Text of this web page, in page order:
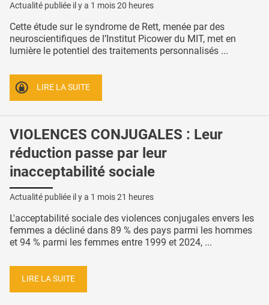
Actualité publiée il y a 1 mois 20 heures
Cette étude sur le syndrome de Rett, menée par des
neuroscientifiques de l’Institut Picower du MIT, met en
lumière le potentiel des traitements personnalisés ...
LIRE LA SUITE
VIOLENCES CONJUGALES : Leur
réduction passe par leur
inacceptabilité sociale
Actualité publiée il y a 1 mois 21 heures
L'acceptabilité sociale des violences conjugales envers les
femmes a décliné dans 89 % des pays parmi les hommes
et 94 % parmi les femmes entre 1999 et 2024, ...
LIRE LA SUITE